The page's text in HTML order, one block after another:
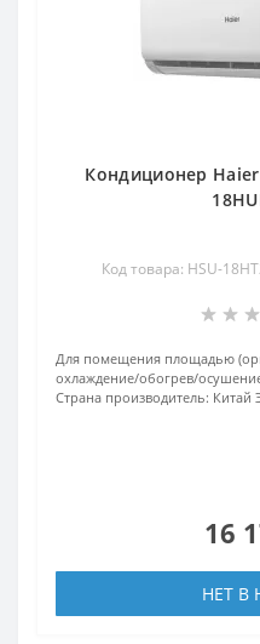
Кондиционер Haier
Код товара: HSU-
Для помещения площадью
охлаждение/обогрев/
Страна производитель: Китай
16
НЕТ В